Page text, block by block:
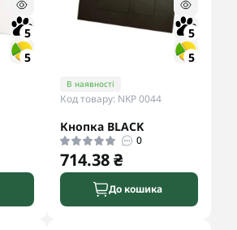
5
5
5
5
В наявності
Код товару: NKP 0044
Кнопка BLACK
0
714.38 ₴
До кошика